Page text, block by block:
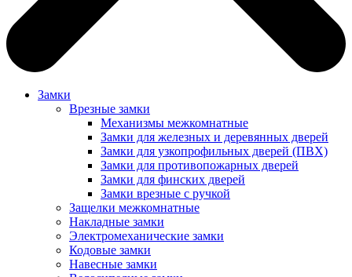
Замки
Врезные замки
Механизмы межкомнатные
Замки для железных и деревянных дверей
Замки для узкопрофильных дверей (ПВХ)
Замки для противопожарных дверей
Замки для финских дверей
Замки врезные с ручкой
Защелки межкомнатные
Накладные замки
Электромеханические замки
Кодовые замки
Навесные замки